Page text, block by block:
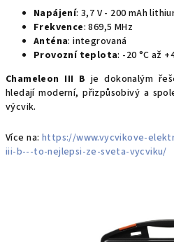
Napájení: 3,7 V - 200 mAh
Frekvence: 869,5 MHz
Anténa: integrovaná
Provozní teplota: -20 °C až
Chameleon III Bje dokonalým
hledají moderní, přizpůsobivý a
výcvik.
Více na: https://www.vycvikove-
iii-b---to-nejlepsi-ze-sveta-vycviku/